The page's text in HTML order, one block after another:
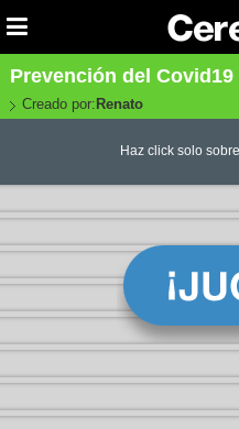
Prevención del Covid19
Creado por: Renato
Haz click solo